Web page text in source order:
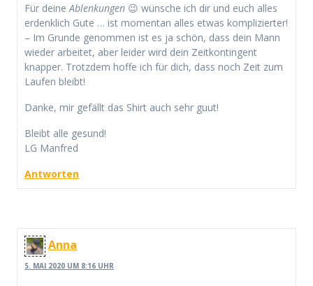
Für deineAblenkungen 😉 wünsche ich dir und euch alles
erdenklich Gute … ist momentan alles etwas komplizierter!
– Im Grunde genommen ist es ja schön, dass dein Mann
wieder arbeitet, aber leider wird dein Zeitkontingent
knapper. Trotzdem hoffe ich für dich, dass noch Zeit zum
Laufen bleibt!
Danke, mir gefällt das Shirt auch sehr guut!
Bleibt alle gesund!
LG Manfred
Antworten
Anna
5. MAI 2020 UM 8:16 UHR